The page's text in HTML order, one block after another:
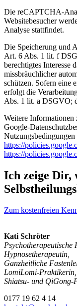
Die reCAPTCHA-
Websitebesucher
Analyse stattfindet.
Die Speicherung und
Art. 6 Abs. 1 lit. f
berechtigtes Interesse
missbräuchlicher
schützen. Sofern eine
erfolgt die
Abs. 1 lit. a DSGVO;
Weitere
Google-
https://
https://
Ich zeige Dir,
Zum kostenfreien
Kati Schröter
Psychotherapeutische
Hypnosetherapeutin,
Ganzheitliche
LomiLomi-Praktikerin,
Shiatsu- und QiGong-
0177 19 62 4 14